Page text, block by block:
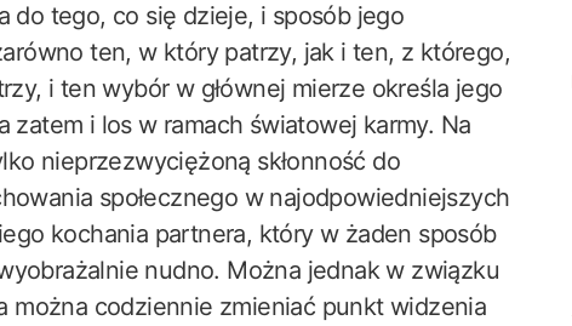
do tego, co się dzieje, i sposób jego
ten, w który patrzy, jak i ten, z którego,
i ten wybór w głównej mierze określa jego
i los w ramach światowej karmy. Na
nieprzezwyciężoną skłonność do
społecznego w najodpowiedniejszych
kochania partnera, który w żaden sposób
nudno. Można jednak w związku
można codziennie zmieniać punkt widzenia